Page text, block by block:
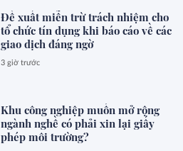
Đề xuất miễn trừ trách nhiệm cho
tổ chức tín dụng khi báo cáo về các
giao dịch đáng ngờ
3 giờ trước
Khu công nghiệp muốn mở rộng
ngành nghề có phải xin lại giấy
phép môi trường?